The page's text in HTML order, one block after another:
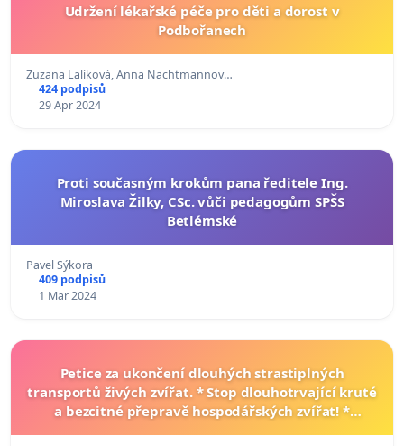
Udržení lékařské péče pro děti a dorost v
Podbořanech
Zuzana Lalíková, Anna Nachtmannov…
424 podpisů
29 Apr 2024
Proti současným krokům pana ředitele Ing.
Miroslava Žilky, CSc. vůči pedagogům SPŠS
Betlémské
Pavel Sýkora
409 podpisů
1 Mar 2024
Petice za ukončení dlouhých strastiplných
transportů živých zvířat. * Stop dlouhotrvající kruté
a bezcitné přepravě hospodářských zvířat! *